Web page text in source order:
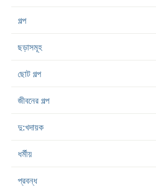
গল্প
ছড়াসমূহ
ছোট গল্প
জীবনের গল্প
দু:খদায়ক
ধর্মীয়
প্রবন্ধ